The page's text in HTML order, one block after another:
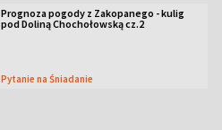
Prognoza pogody z Zakopanego - kulig
pod Doliną Chochołowską cz.2
Pytanie na Śniadanie